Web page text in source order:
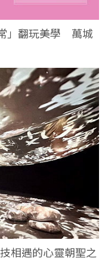
」翻玩美學 萬城
相遇的心靈朝聖之